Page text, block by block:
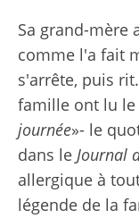
Sa grand-mère
comme l'a fait
s'arrête, puis
famille ont lu le
journée»- le
dans le Journal
allergique à
légende de la